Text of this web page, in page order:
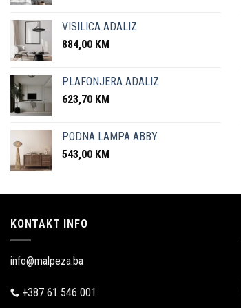
VISILICA ADALIZ
884,00 KM
PLAFONJERA ADALIZ
623,70 KM
PODNA LAMPA ABBY
543,00 KM
KONTAKT INFO
info@malpeza.ba
+387 61 546 001